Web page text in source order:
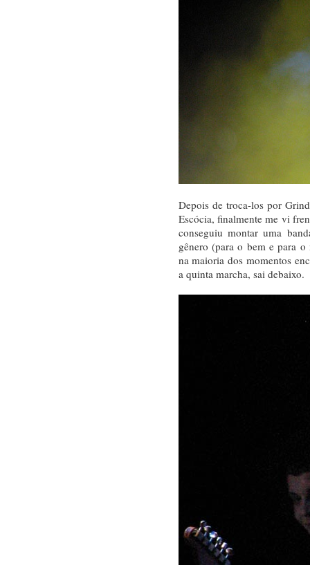
Depois de troca-los por
Escócia, finalmente me vi
conseguiu montar uma
gênero (para o bem e para
na maioria dos momentos
a quinta marcha, sai debaixo.